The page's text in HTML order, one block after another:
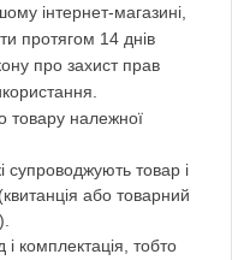
інтернет-магазині,
протягом 14 днів
про захист прав
товару належної
супроводжують товар і
або товарний
комплектація, тобто